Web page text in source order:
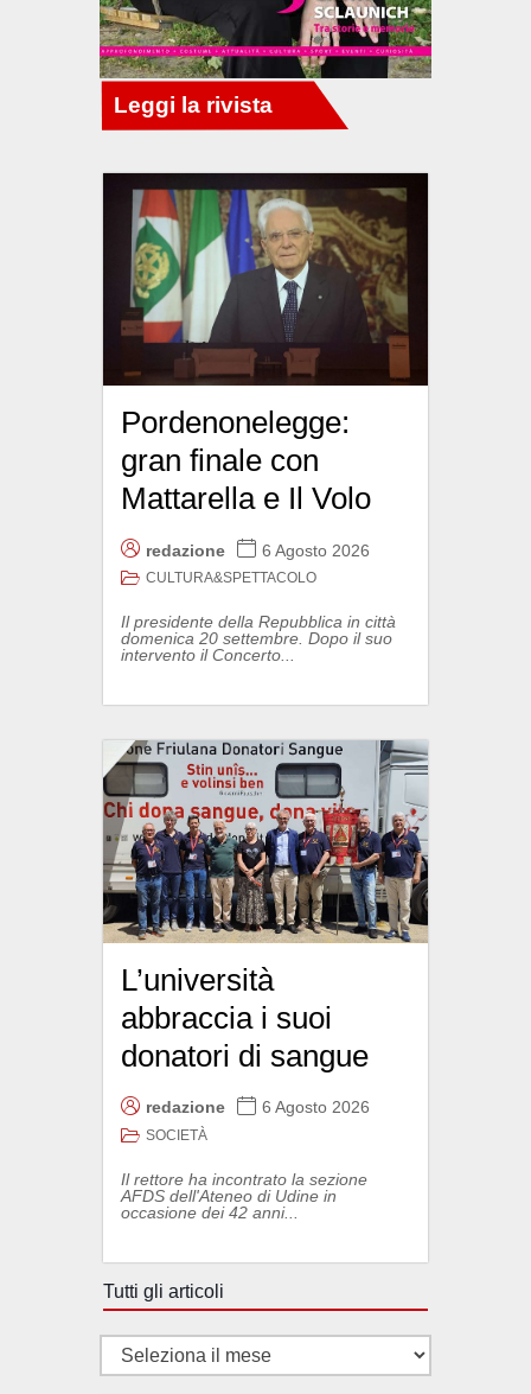
Pordenonelegge:
gran finale con
Mattarella e Il Volo
redazione 6 Agosto 2026
CULTURA&SPETTACOLO
Il presidente della Repubblica in città
domenica 20 settembre. Dopo il suo
intervento il Concerto...
L’università
abbraccia i suoi
donatori di sangue
redazione 6 Agosto 2026
SOCIETÀ
Il rettore ha incontrato la sezione
AFDS dell'Ateneo di Udine in
occasione dei 42 anni...
Tutti gli articoli
Tutti